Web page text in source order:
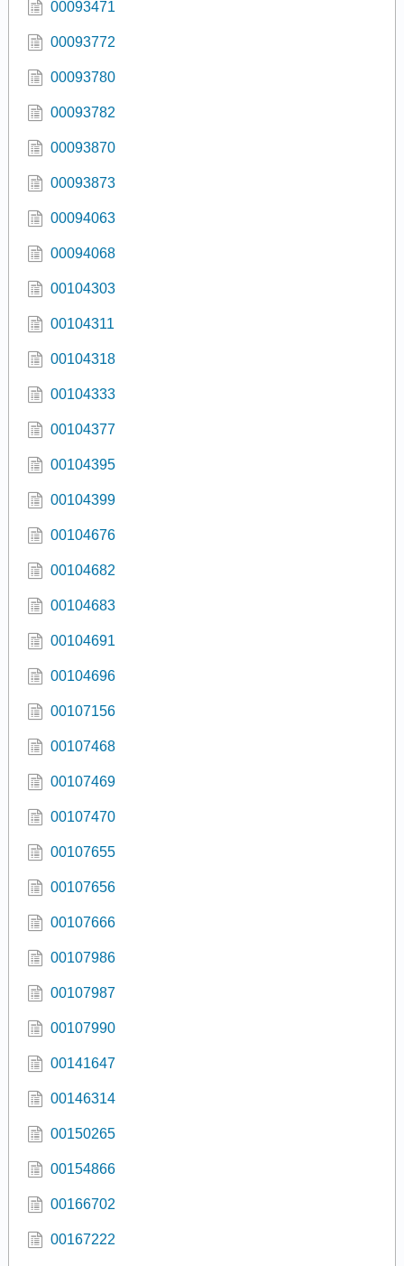
00093471
00093772
00093780
00093782
00093870
00093873
00094063
00094068
00104303
00104311
00104318
00104333
00104377
00104395
00104399
00104676
00104682
00104683
00104691
00104696
00107156
00107468
00107469
00107470
00107655
00107656
00107666
00107986
00107987
00107990
00141647
00146314
00150265
00154866
00166702
00167222